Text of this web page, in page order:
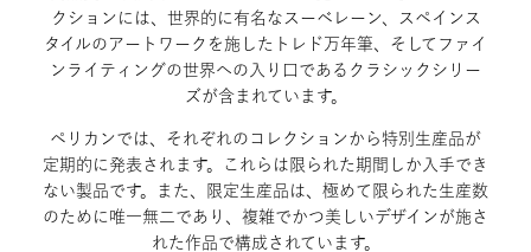
クションには、世界的に有名なスーベレーン、スペインス
タイルのアートワークを施したトレド万年筆、そしてファイ
ンライティングの世界への入り口であるクラシックシリー
ズが含まれています。
ペリカンでは、それぞれのコレクションから特別生産品が
定期的に発表されます。これらは限られた期間しか入手でき
ない製品です。また、限定生産品は、極めて限られた生産数
のために唯一無二であり、複雑でかつ美しいデザインが施さ
れた作品で構成されています。